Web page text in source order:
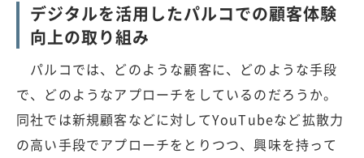
デジタルを活用したパルコでの顧客体験
向上の取り組み
パルコでは、どのような顧客に、どのような手段
で、どのようなアプローチをしているのだろうか。
同社では新規顧客などに対してYouTubeなど拡散力
の高い手段でアプローチをとりつつ、興味を持って